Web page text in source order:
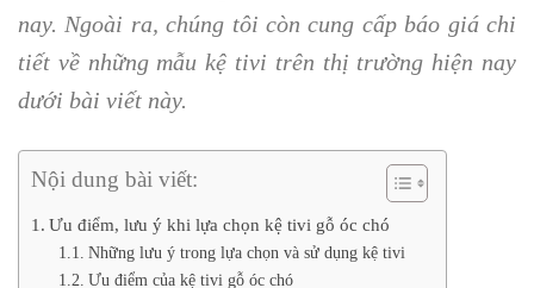
nay. Ngoài ra, chúng tôi còn cung cấp báo giá chi
tiết về những mẫu kệ tivi trên thị trường hiện nay
dưới bài viết này.
Nội dung bài viết:
Ưu điểm, lưu ý khi lựa chọn kệ tivi gỗ óc chó
Những lưu ý trong lựa chọn và sử dụng kệ tivi
Ưu điểm của kệ tivi gỗ óc chó